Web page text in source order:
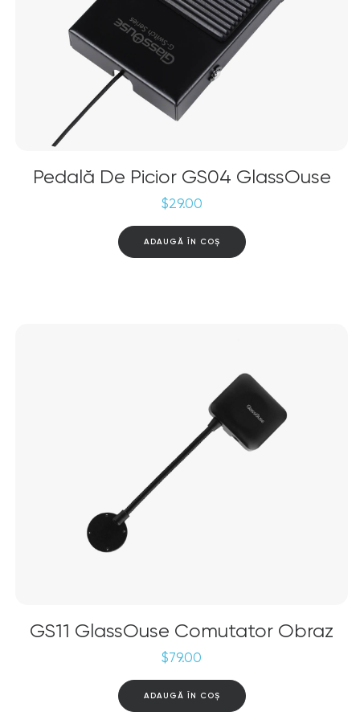
Pedală De Picior GS04 GlassOuse
$29.00
ADAUGĂ ÎN COȘ
GS11 GlassOuse Comutator Obraz
$79.00
ADAUGĂ ÎN COȘ